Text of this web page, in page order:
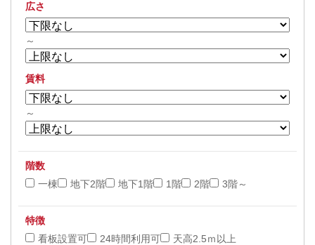
広さ
～
賃料
～
階数
一棟
地下2階 地下1階 1階 2階 3階～
特徴
看板設置可
24時間利用可
天高2.5ｍ以上